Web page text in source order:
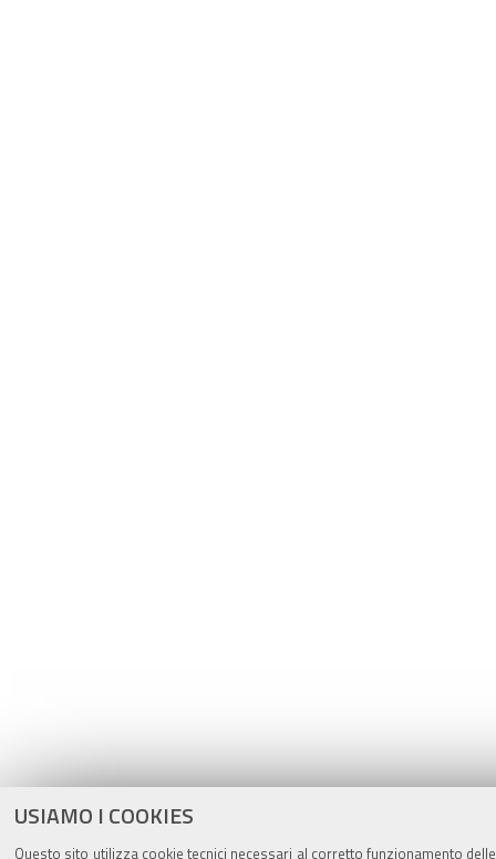
USIAMO I COOKIES
Questo sito utilizza cookie tecnici necessari al corretto funzionamento